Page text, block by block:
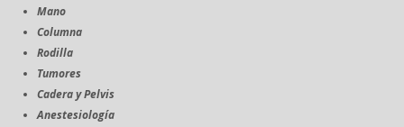
Mano
Columna
Rodilla
Tumores
Cadera y Pelvis
Anestesiología